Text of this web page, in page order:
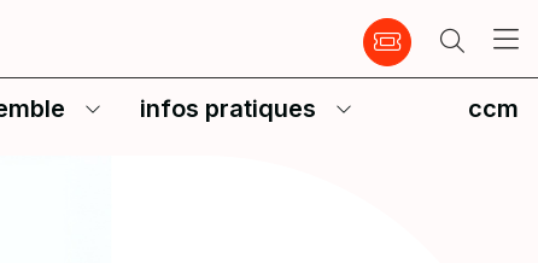
infos pratiques ccm